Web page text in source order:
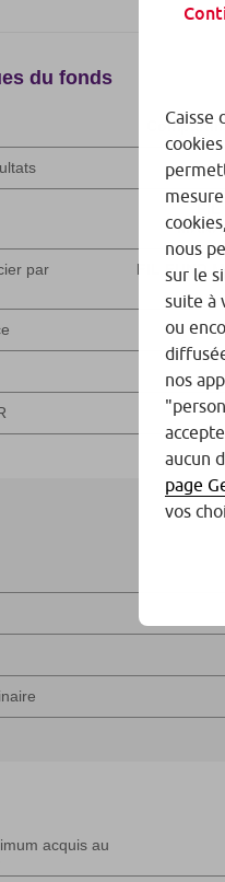
Caisse
nous
sur le
suite à
ou
nos
aucun
page
vos